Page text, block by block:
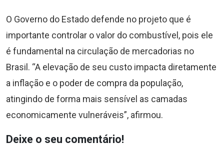
O Governo do Estado defende no projeto que é
importante controlar o valor do combustível, pois ele
é fundamental na circulação de mercadorias no
Brasil. “A elevação de seu custo impacta diretamente
a inflação e o poder de compra da população,
atingindo de forma mais sensível as camadas
economicamente vulneráveis”, afirmou.
Deixe o seu comentário!